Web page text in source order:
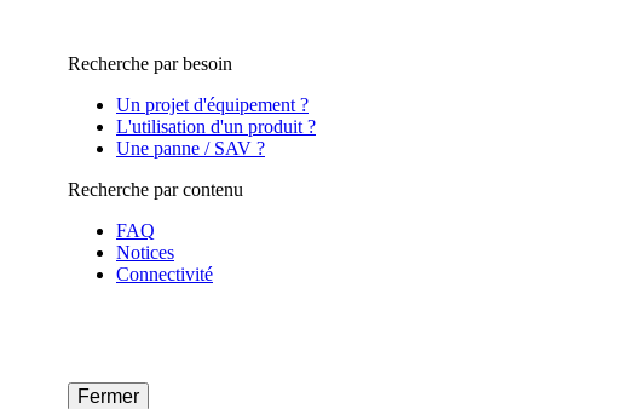
Recherche par besoin
Un projet d'équipement ?
L'utilisation d'un produit ?
Une panne / SAV ?
Recherche par contenu
FAQ
Notices
Connectivité
Fermer